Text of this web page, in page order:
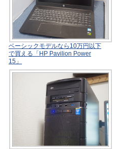
ベーシックモデルなら10万円以下
で買える「HP Pavilion Power
15」